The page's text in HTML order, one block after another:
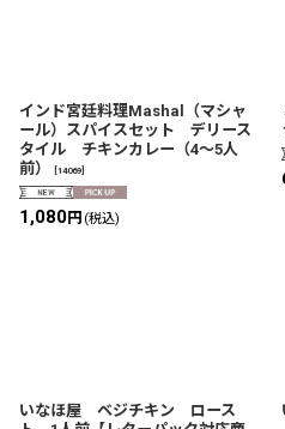
インド宮廷料理Mashal（マシャ
ール）スパイスセット デリース
タイル チキンカレー（4〜5人
前）
14069
1,080円 (税込)
いなほ屋 ベジチキン ロース